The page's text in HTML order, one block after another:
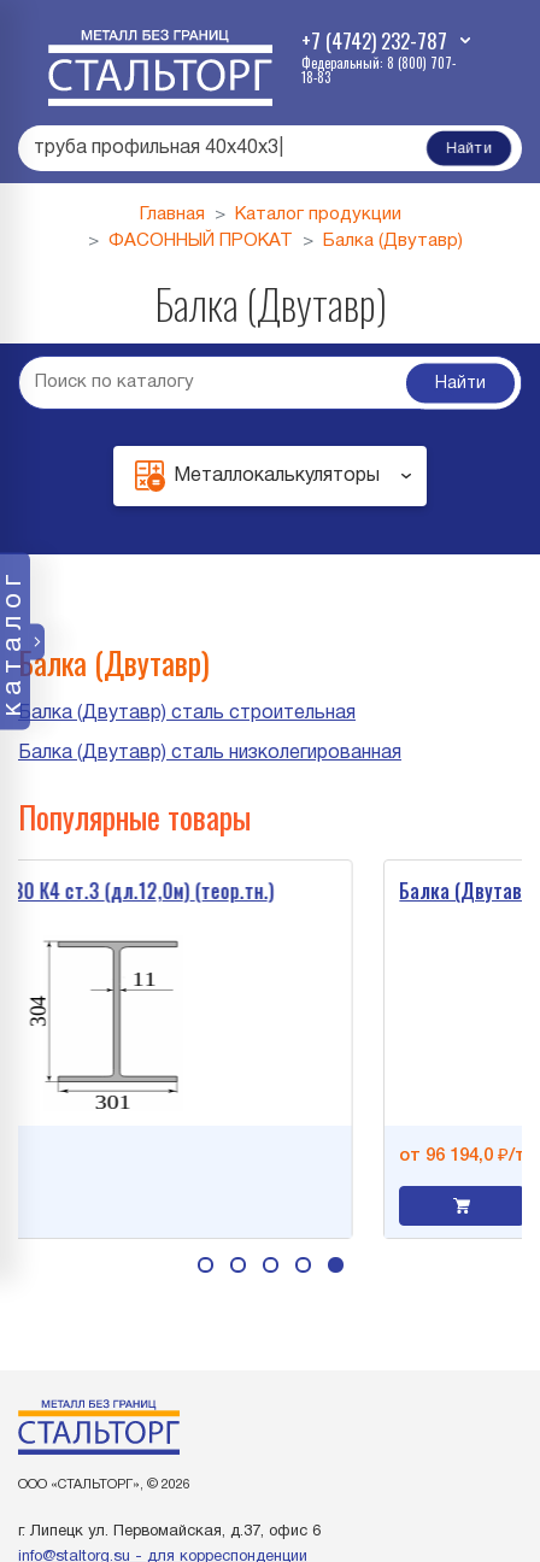
+7 (4742) 232-787
Федеральный: 8 (800) 707-
18-83
труба профильная 40х40х3 Найти
каталог
Главная
Каталог продукции
ФАСОННЫЙ ПРОКАТ
Балка (Двутавр)
Балка (Двутавр)
Найти
Металлокалькуляторы
Балка (Двутавр)
Балка (Двутавр) сталь строительная
Балка (Двутавр) сталь низколегированная
Популярные товары
(дл.12,0м) (теор.тн.) Балка (Двутавр) 35 К2
от 96 194,0 ₽/т
ООО «СТАЛЬТОРГ», © 2026
г. Липецк ул. Первомайская, д.37, офис 6
info@staltorg.su - для корреспонденции